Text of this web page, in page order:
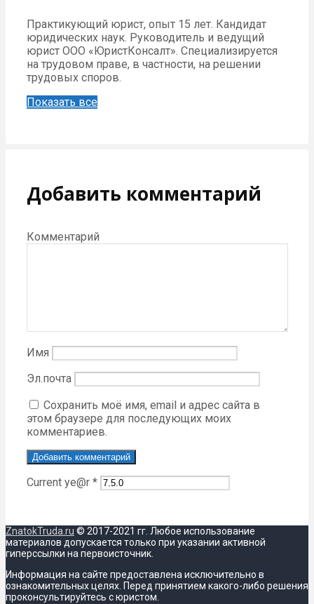
Практикующий юрист, опыт 15 лет. Кандидат
юридических наук. Руководитель и ведущий
юрист ООО «ЮристКонсалт». Специализируется
на трудовом праве, в частности, на решении
трудовых споров.
Показать все
Добавить комментарий
Комментарий
Имя
Эл.почта
Сохранить моё имя, email и адрес сайта в
этом браузере для последующих моих
комментариев.
Current ye@r *
ZnatokTruda.ru © 2017-2021 гг. Любое использование
материалов допускается только при указании активной
гиперссылки на первоисточник.
Информация на сайте предоставлена исключительно в
ознакомительных целях. Перед принятием какого-либо решения
проконсультируйтесь с юристом.